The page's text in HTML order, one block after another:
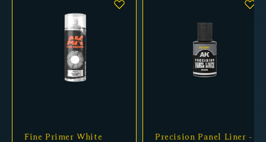
Fine Primer White
Precision Panel Liner -